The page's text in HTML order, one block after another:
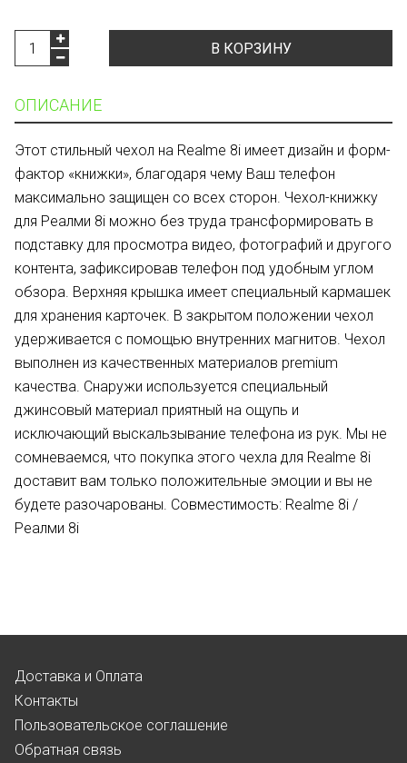
В КОРЗИНУ
ОПИСАНИЕ
Этот стильный чехол на Realme 8i имеет дизайн и форм-
фактор «книжки», благодаря чему Ваш телефон
максимально защищен со всех сторон. Чехол-книжку
для Реалми 8i можно без труда трансформировать в
подставку для просмотра видео, фотографий и другого
контента, зафиксировав телефон под удобным углом
обзора. Верхняя крышка имеет специальный кармашек
для хранения карточек. В закрытом положении чехол
удерживается с помощью внутренних магнитов. Чехол
выполнен из качественных материалов premium
качества. Снаружи используется специальный
джинсовый материал приятный на ощупь и
исключающий выскальзывание телефона из рук. Мы не
сомневаемся, что покупка этого чехла для Realme 8i
доставит вам только положительные эмоции и вы не
будете разочарованы. Совместимость: Realme 8i /
Реалми 8i
Доставка и Оплата
Контакты
Пользовательское соглашение
Обратная связь